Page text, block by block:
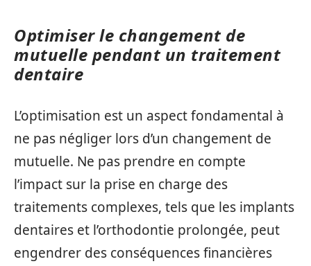
Optimiser le changement de
mutuelle pendant un traitement
dentaire
L’optimisation est un aspect fondamental à
ne pas négliger lors d’un changement de
mutuelle. Ne pas prendre en compte
l’impact sur la prise en charge des
traitements complexes, tels que les implants
dentaires et l’orthodontie prolongée, peut
engendrer des conséquences financières